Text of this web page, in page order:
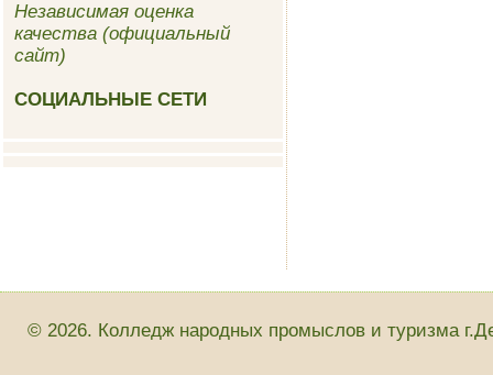
Независимая оценка
качества (официальный
сайт)
СОЦИАЛЬНЫЕ СЕТИ
© 2026. Колледж народных промыслов и туризма